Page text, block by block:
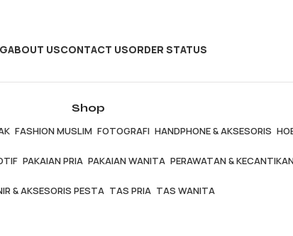
ABOUT USCONTACT USORDER STATUS
Shop
FASHION MUSLIM FOTOGRAFI HANDPHONE & AKSESORIS
PAKAIAN PRIA PAKAIAN WANITA PERAWATAN &
& AKSESORIS PESTA TAS PRIA TAS WANITA